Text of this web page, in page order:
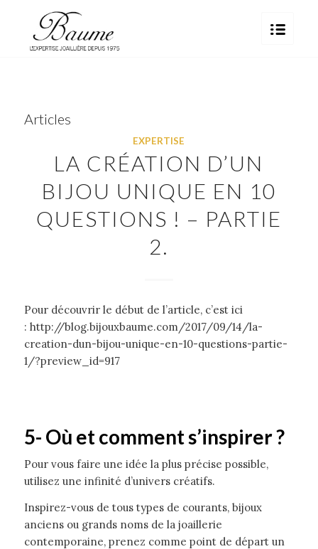
Articles
EXPERTISE
LA CRÉATION D’UN
BIJOU UNIQUE EN 10
QUESTIONS ! – PARTIE
2.
Pour découvrir le début de l’article, c’est ici
: http://blog.bijouxbaume.com/2017/09/14/la-
creation-dun-bijou-unique-en-10-questions-partie-
1/?preview_id=917
5- Où et comment s’inspirer ?
Pour vous faire une idée la plus précise possible,
utilisez une infinité d’univers créatifs.
Inspirez-vous de tous types de courants, bijoux
anciens ou grands noms de la joaillerie
contemporaine, prenez comme point de départ un